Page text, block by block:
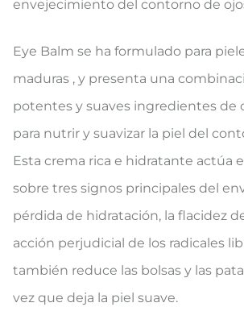
envejecimiento del contorno de
Eye Balm se ha formulado para
maduras , y presenta una
potentes y suaves ingredientes de
para nutrir y suavizar la piel del
Esta crema rica e hidratante actúa
sobre tres signos principales del
pérdida de hidratación, la flacidez
acción perjudicial de los radicales
también reduce las bolsas y las
vez que deja la piel suave.